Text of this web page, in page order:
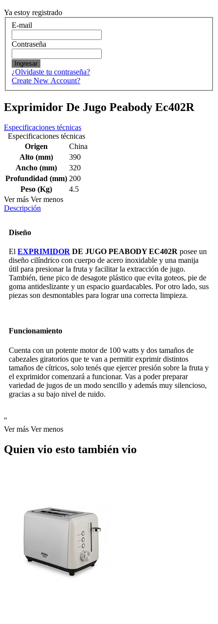
Ya estoy registrado
E-mail
Contraseña
Ingresar
¿Olvidaste tu contraseña?
Create New Account?
Exprimidor De Jugo Peabody Ec402R
Especificaciones técnicas
Especificaciones técnicas
Origen
China
Alto (mm)
390
Ancho (mm)
320
Profundidad (mm) 200
Peso (Kg)
4.5
Ver más Ver menos
Descripción
Diseño
El EXPRIMIDOR DE JUGO PEABODY EC402R posee un
diseño cilíndrico con cuerpo de acero inoxidable y una manija
útil para presionar la fruta y facilitar la extracción de jugo.
También, tiene pico de desagote plástico que evita goteos, pie de
goma antideslizante y un espacio guardacables. Por otro lado, sus
piezas son desmontables para lograr una correcta limpieza.
Funcionamiento
Cuenta con un potente motor de 100 watts y dos tamaños de
cabezales giratorios que te van a permitir exprimir distintos
tamaños de cítricos, solo tenés que ejercer presión sobre la fruta y
el exprimidor comenzará a funcionar. Vas a poder preparar
variedad de jugos de un modo sencillo y además muy silencioso,
gracias a su bajo nivel de ruido.
"
Ver más Ver menos
Quien vio esto también vio